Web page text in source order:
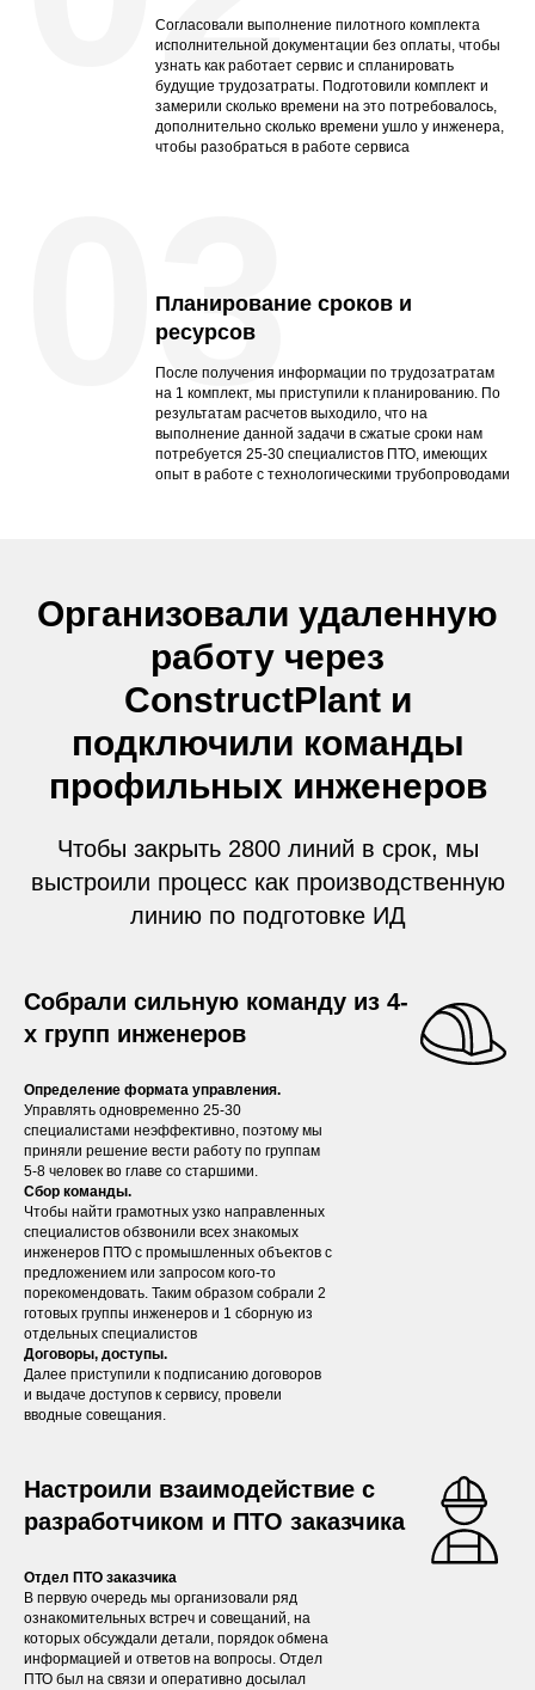
Согласовали выполнение пилотного комплекта
исполнительной документации без оплаты, чтобы
узнать как работает сервис и спланировать
будущие трудозатраты. Подготовили комплект и
замерили сколько времени на это потребовалось,
дополнительно сколько времени ушло у инженера,
чтобы разобраться в работе сервиса
Планирование сроков и
ресурсов
После получения информации по трудозатратам
на 1 комплект, мы приступили к планированию. По
результатам расчетов выходило, что на
выполнение данной задачи в сжатые сроки нам
потребуется 25-30 специалистов ПТО, имеющих
опыт в работе с технологическими трубопроводами
03
Организовали удаленную
работу через
ConstructPlant и
подключили команды
профильных инженеров
Чтобы закрыть 2800 линий в срок, мы
выстроили процесс как производственную
линию по подготовке ИД
Собрали сильную команду из 4-
х групп инженеров
Определение формата управления.
Управлять одновременно 25-30
специалистами неэффективно, поэтому мы
приняли решение вести работу по группам
5-8 человек во главе со старшими.
Сбор команды.
Чтобы найти грамотных узко направленных
специалистов обзвонили всех знакомых
инженеров ПТО с промышленных объектов с
предложением или запросом кого-то
порекомендовать. Таким образом собрали 2
готовых группы инженеров и 1 сборную из
отдельных специалистов
Договоры, доступы.
Далее приступили к подписанию договоров
и выдаче доступов к сервису, провели
вводные совещания.
Настроили взаимодействие с
разработчиком и ПТО заказчика
Отдел ПТО заказчика
В первую очередь мы организовали ряд
ознакомительных встреч и совещаний, на
которых обсуждали детали, порядок обмена
информацией и ответов на вопросы. Отдел
ПТО был на связи и оперативно досылал